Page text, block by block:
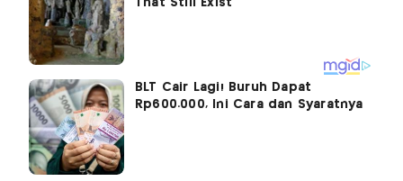
BLT Cair Lagi! Buruh Dapat
Rp600.000, Ini Cara dan Syaratnya